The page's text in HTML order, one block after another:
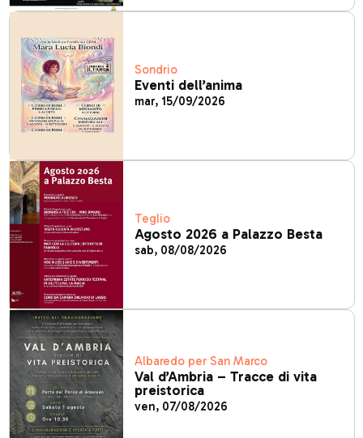
Sondrio
Eventi dell’anima
mar, 15/09/2026
Teglio
Agosto 2026 a Palazzo Besta
sab, 08/08/2026
Albaredo per San Marco
Val d’Ambria – Tracce di vita
preistorica
ven, 07/08/2026